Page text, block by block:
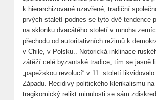
k hierarchizované uzavřené, tradiční
prvých staletí podnes se tyto dvě
na sklonku dvacátého století v mnoha
přechodu od autoritativních režimů k
v Chile, v Polsku.. Notorická inklinace
zátěží celé byzantské tradice, tím se jasně
„papežskou revolucí“ v 11. století
Západu. Recidivy politického klerikalismu
tragikomický relikt minulosti se sám